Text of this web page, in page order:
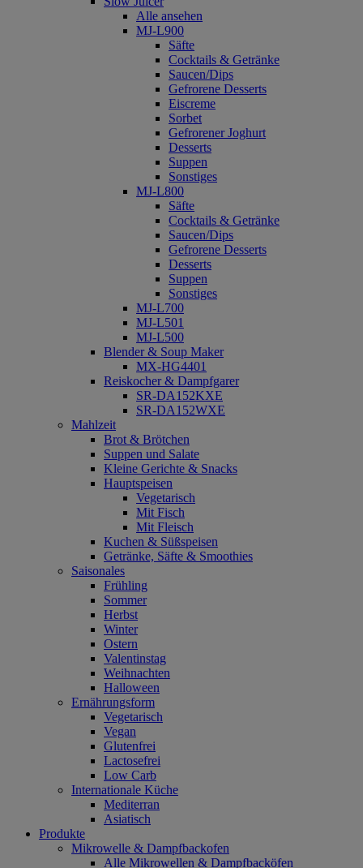
Alle ansehen
MJ-L900
Säfte
Cocktails & Getränke
Saucen/Dips
Gefrorene Desserts
Eiscreme
Sorbet
Gefrorener Joghurt
Desserts
Suppen
Sonstiges
MJ-L800
Säfte
Cocktails & Getränke
Saucen/Dips
Gefrorene Desserts
Desserts
Suppen
Sonstiges
MJ-L700
MJ-L501
MJ-L500
Blender & Soup Maker
MX-HG4401
Reiskocher & Dampfgarer
SR-DA152KXE
SR-DA152WXE
Mahlzeit
Brot & Brötchen
Suppen und Salate
Kleine Gerichte & Snacks
Hauptspeisen
Vegetarisch
Mit Fisch
Mit Fleisch
Kuchen & Süßspeisen
Getränke, Säfte & Smoothies
Saisonales
Frühling
Sommer
Herbst
Winter
Ostern
Valentinstag
Weihnachten
Halloween
Ernährungsform
Vegetarisch
Vegan
Glutenfrei
Lactosefrei
Low Carb
Internationale Küche
Mediterran
Asiatisch
Produkte
Mikrowelle & Dampfbackofen
Alle Mikrowellen & Dampfbacköfen